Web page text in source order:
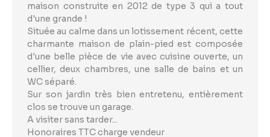
maison construite en 2012 de type 3 qui a tout
d'une grande !
Située au calme dans un lotissement récent, cette
charmante maison de plain-pied est composée
d'une belle pièce de vie avec cuisine ouverte, un
cellier, deux chambres, une salle de bains et un
WC séparé.
Sur son jardin très bien entretenu, entièrement
clos se trouve un garage.
A visiter sans tarder...
Honoraires TTC charge vendeur